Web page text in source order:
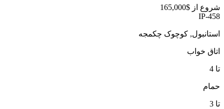
شروع از $165,000
IP-458
استانبول, کوچوک چکمجه
اتاق خواب
تا 4
حمام
تا 3